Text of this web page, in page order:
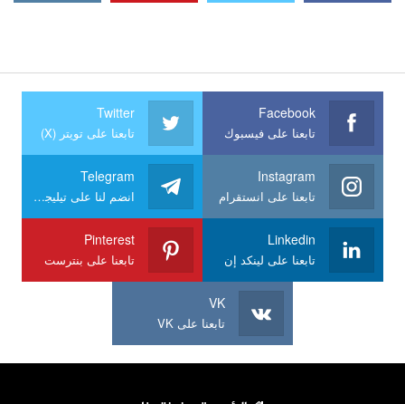
Facebook
تابعنا على فيسبوك
Twitter
تابعنا على تويتر (X)
Instagram
تابعنا على انستقرام
Telegram
انضم لنا على تيليجرام
Linkedin
تابعنا على لينكد إن
Pinterest
تابعنا على بنترست
VK
تابعنا على VK